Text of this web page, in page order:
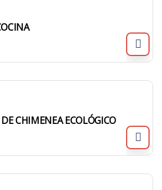
CHIMENEA ECOLÓGICO